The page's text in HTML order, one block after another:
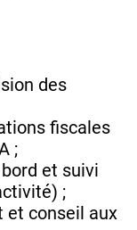
des
fiscales
;
et suivi
;
et conseil aux